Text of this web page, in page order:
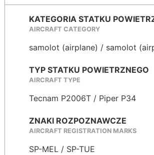
KATEGORIA STATKU
AIRCRAFT CATEGORY
samolot (airplane) / samolot
TYP STATKU POWIETRZNEGO
AIRCRAFT TYPE
Tecnam P2006T / Piper P34
ZNAKI ROZPOZNAWCZE
AIRCRAFT REGISTRATION MARKS
SP-MEL / SP-TUE